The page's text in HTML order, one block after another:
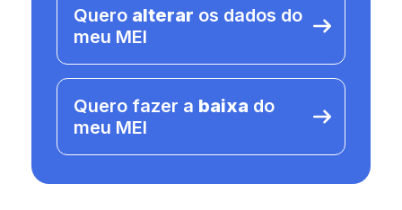
Quero alterar os dados do
meu MEI
Quero fazer a baixa do
meu MEI